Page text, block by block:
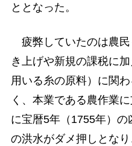
ととなった。
疲弊していたのは農民
き上げや新規の課税に
用いる糸の原料）に関
く、本業である農作業
に宝暦5年（1755年）の
の洪水がダメ押しとな